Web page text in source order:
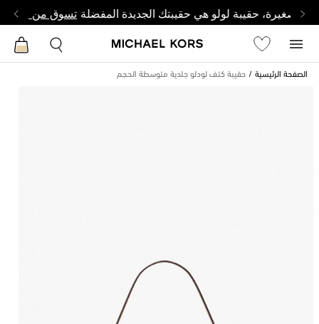
وصغيرة، حقيبة لولو هي حقيبتك الجديدة المفضلة تسوق من لولو
الصفحة الرئيسية حقيبة كتف لودلو جلدية متوسطة الحجم